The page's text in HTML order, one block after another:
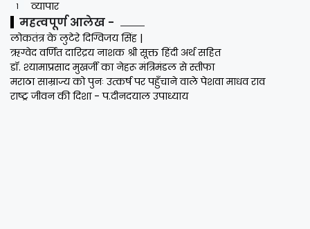
1 व्यापार
महत्वपूर्ण आलेख -
लोकतंत्र के लुटेरे दिग्विजय सिंह |
ऋग्वेद वर्णित दारिद्रय नाशक श्री सूक्त हिंदी अर्थ सहित
डॉ. श्यामाप्रसाद मुखर्जी का नेहरू मंत्रिमंडल से स्तीफा
मराठा साम्राज्य को पुनः उत्कर्ष पर पहुँचाने वाले पेशवा माधव राव
राष्ट्र जीवन की दिशा - प.दीनदयाल उपाध्याय